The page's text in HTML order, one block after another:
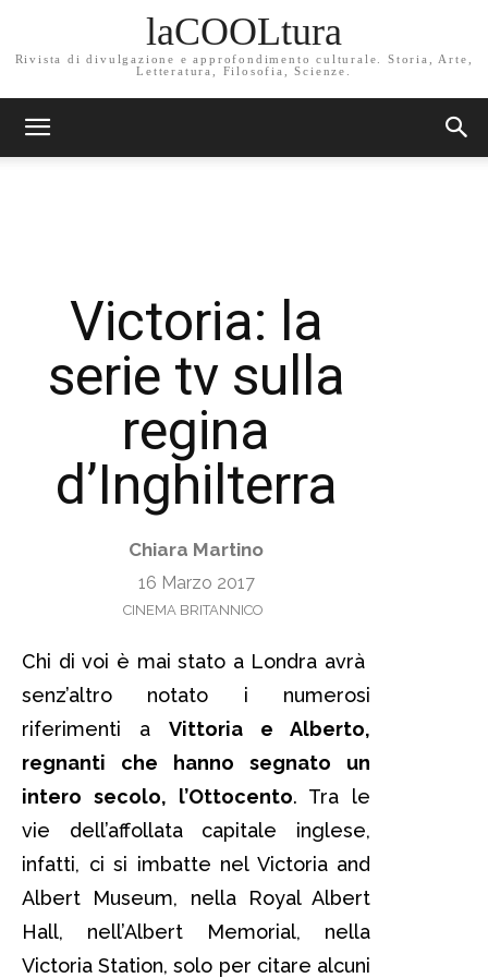
laCOOLtura
Rivista di divulgazione e approfondimento culturale. Storia, Arte,
Letteratura, Filosofia, Scienze.
Victoria: la
serie tv sulla
regina
d’Inghilterra
Chiara Martino
16 Marzo 2017
CINEMA BRITANNICO
Chi di voi è mai stato a Londra avrà
senz’altro notato i numerosi
riferimenti a Vittoria e Alberto,
regnanti che hanno segnato un
intero secolo, l’Ottocento. Tra le
vie dell’affollata capitale inglese,
infatti, ci si imbatte nel Victoria and
Albert Museum, nella Royal Albert
Hall, nell’Albert Memorial, nella
Victoria Station, solo per citare alcuni